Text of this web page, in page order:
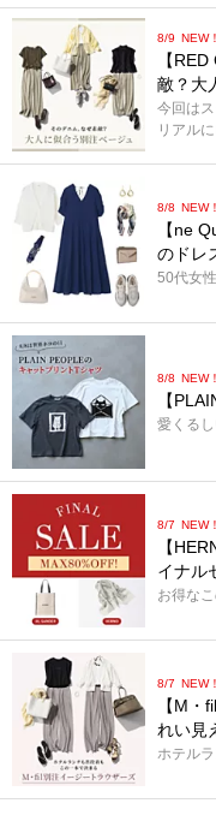
8/9 NEW！
【
敵？大
今回は
リアル
8/8 NEW！
【ne
のドレ
50代女
8/8 NEW！
【
愛くる
8/7 NEW！
【
イナル
お得な
8/7 NEW！
【M・
れい見
ホテル